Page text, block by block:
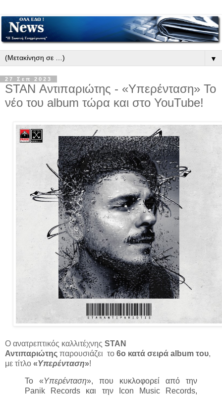
▼
27 Σεπ 2023
STAN Αντιπαριώτης - «Υπερένταση» Το
νέο του album τώρα και στο YouTube!
Ο ανατρεπτικός καλλιτέχνης STAN
Αντιπαριώτης παρουσιάζει το 6ο κατά σειρά album του,
με τίτλο «Υπερένταση»!
Το «Υπερένταση», που κυκλοφορεί από την
Panik Records και την Icon Music Records,